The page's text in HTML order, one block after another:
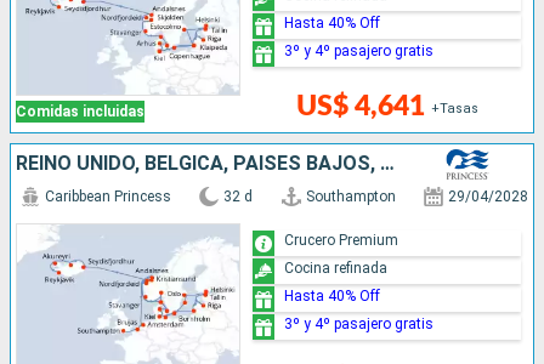
Comidas incluidas US$ 4,641 +Tasas
Hasta 40% Off
3º y 4º pasajero gratis
REINO UNIDO, BÉLGICA, PAISES BAJOS, NORUEGA, DINAMARCA, LITUANIA, LETONIA, FINLANDIA, ESTONIA, SUECIA, ALEMANIA, ISLANDIA
Caribbean Princess 32 d Southampton 29/04/2028
Crucero Premium
Cocina refinada
Hasta 40% Off
3º y 4º pasajero gratis